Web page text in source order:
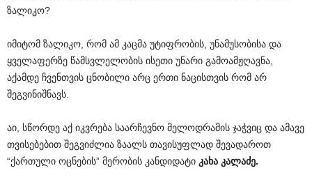
ზალიკო?
იმიტომ ზალიკო, რომ ამ კაცმა უტიფრობის, უნამუსობისა და
ყველაფერზე წამსვლელობის ისეთი უნარი გამოამჟღავნა,
აქამდე ჩვენთვის ცნობილი არც ერთი ნაცისთვის რომ არ
შეგვინიშნავს.
აი, სწორდე აქ იკვრება საარჩევნო მელოდრამის ჯაჭვიც და ამავე
თვისებებით შეგვიძლია ზაალს თავისუფლად შევადაროთ
“ქართული ოცნების” მერობის კანდიდატი კახა კალაძე.